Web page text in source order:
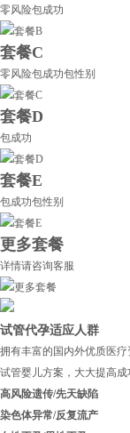
零风险包成功
套餐C
零风险包成功包性别
套餐D
包成功
套餐E
包成功包性别
更多套餐
详情请咨询客服
试管代孕适应人群
拥有丰富的国内外优质医
试管婴儿方案，大大提高成
高风险遗传/先天缺陷
染色体异常/反复流产